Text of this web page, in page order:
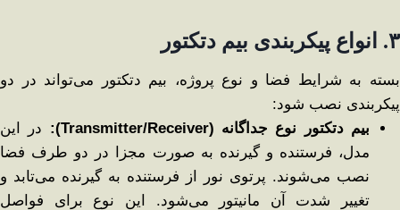
۳. انواع پیکربندی بیم دتکتور
بسته به شرایط فضا و نوع پروژه، بیم دتکتور می‌تواند در دو
پیکربندی نصب شود:
بیم دتکتور نوع جداگانه (Transmitter/Receiver):
در این
مدل، فرستنده و گیرنده به صورت مجزا در دو طرف فضا
نصب می‌شوند. پرتوی نور از فرستنده به گیرنده می‌تابد و
تغییر شدت آن مانیتور می‌شود. این نوع برای فواصل